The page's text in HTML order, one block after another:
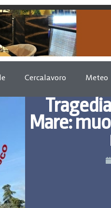
Cercalavoro Meteo
Mare: